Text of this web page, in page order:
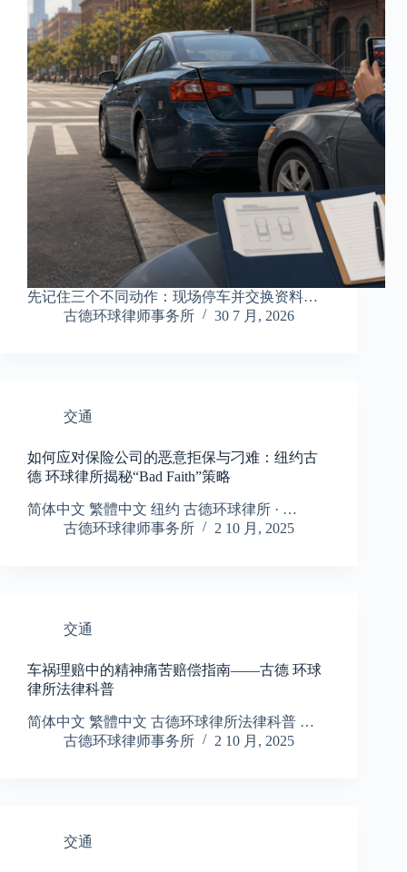
先记住三个不同动作：现场停车并交换资料…
古德环球律师事务所
30 7 月, 2026
交通
如何应对保险公司的恶意拒保与刁难：纽约古
德 环球律所揭秘“Bad Faith”策略
简体中文 繁體中文 纽约 古德环球律所 · …
古德环球律师事务所
2 10 月, 2025
交通
车祸理赔中的精神痛苦赔偿指南——古德 环球
律所法律科普
简体中文 繁體中文 古德环球律所法律科普 …
古德环球律师事务所
2 10 月, 2025
交通